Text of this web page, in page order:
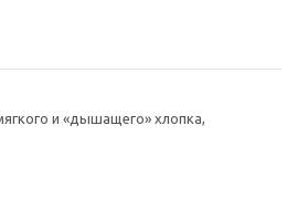
и «дышащего» хлопка,